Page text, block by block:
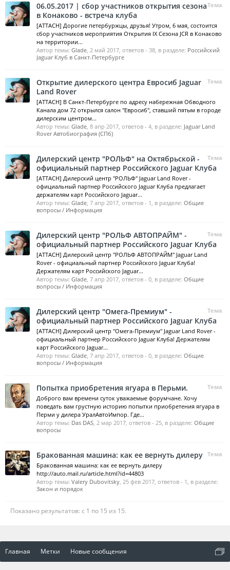
Тема
06.05.2017 | сбор участников открытия сезона
в Конаково - встреча клуба
[ATTACH] Дорогие петербуржцы, друзья! Утром, 6 мая, состоится
сбор участников мероприятия Открытия IX Сезона JCR в Конаково
на территории...
Автор темы: Glade, 2 май 2017, ответов - 38, в разделе: Российский
Jaguar Клуб в Санкт-Петербурге
Тема
Открытие дилерского центра Евросиб Jaguar
Land Rover
[ATTACH] В Санкт-Петербурге по адресу набережная Обводного
Канала дом 72 открылся салон "Евросиб", ставший пятым в городе
дилерским центром...
Автор темы: Glade, 8 апр 2017, ответов - 4, в разделе: Jaguar Land
Rover Автобиография (СПб)
Тема
Дилерский центр "РОЛЬФ" на Октябрьской -
официальный партнер Российского Jaguar Клуба
[ATTACH] Дилерский центр "РОЛЬФ" Jaguar Land Rover -
официальный партнер Российского Jaguar Клуба предлагает
держателям карт Российского Jaguar...
Автор темы: Glade, 7 апр 2017, ответов - 1, в разделе: Общие
вопросы / Информация
Тема
Дилерский центр "РОЛЬФ АВТОПРАЙМ" -
официальный партнер Российского Jaguar Клуба
[ATTACH] Дилерский центр "РОЛЬФ АВТОПРАЙМ" Jaguar Land
Rover - официальный партнер Российского Jaguar Клуба!
Держателям карт Российского Jaguar...
Автор темы: Glade, 7 апр 2017, ответов - 0, в разделе: Общие
вопросы / Информация
Тема
Дилерский центр "Омега-Премиум" -
официальный партнер Российского Jaguar Клуба
[ATTACH] Дилерский центр "Омега-Премиум" Jaguar Land Rover -
официальный партнер Российского Jaguar Клуба! Держателям
карт Российского Jaguar...
Автор темы: Glade, 7 апр 2017, ответов - 0, в разделе: Общие
вопросы / Информация
Тема
Попытка приобретения ягуара в Перьми.
Доброго вам времени суток уважаемые форумчане. Хочу
поведать вам грустную историю попытки приобретения ягуара в
Перми у дилера УралАвтоИмпор. Где...
Автор темы: Das DAS, 2 мар 2017, ответов - 25, в разделе: Общие
вопросы
Тема
Бракованная машина: как ее вернуть дилеру
Бракованная машина: как ее вернуть дилеру
http://auto.mail.ru/article.html?id=44803
Автор темы: Valery Dubovitsky, 25 фев 2017, ответов - 1, в разделе:
Закон и порядок
Показано результатов: с 1 по 15 из 15.
Главная Метки Новые сообщения